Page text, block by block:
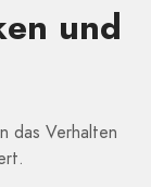
und
das Verhalten